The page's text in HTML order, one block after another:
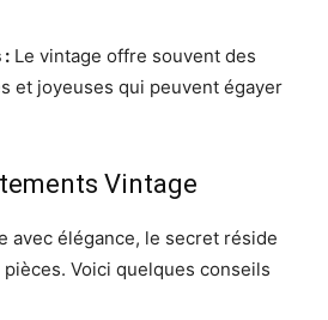
: Le vintage offre souvent des
et joyeuses qui peuvent égayer
Vintage
avec élégance, le secret réside
pièces. Voici quelques conseils